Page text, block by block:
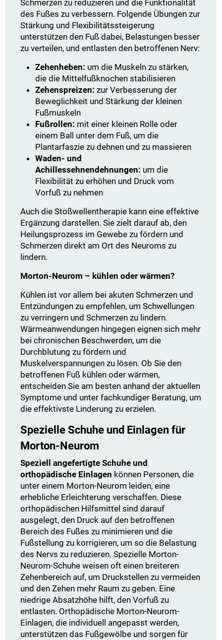
Schmerzen zu reduzieren und die Funktionalität
des Fußes zu verbessern. Folgende Übungen zur
Stärkung und Flexibilitätssteigerung
unterstützen den Fuß dabei, Belastungen besser
zu verteilen, und entlasten den betroffenen Nerv:
Zehenheben: um die Muskeln zu stärken,
die die Mittelfußknochen stabilisieren
Zehenspreizen: zur Verbesserung der
Beweglichkeit und Stärkung der kleinen
Fußmuskeln
Fußrollen: mit einer kleinen Rolle oder
einem Ball unter dem Fuß, um die
Plantarfaszie zu dehnen und zu massieren
Waden- und
Achillessehnendehnungen: um die
Flexibilität zu erhöhen und Druck vom
Vorfuß zu nehmen
Auch die Stoßwellentherapie kann eine effektive
Ergänzung darstellen. Sie zielt darauf ab, den
Heilungsprozess im Gewebe zu fördern und
Schmerzen direkt am Ort des Neuroms zu
lindern.
Morton-Neurom – kühlen oder wärmen?
Kühlen ist vor allem bei akuten Schmerzen und
Entzündungen zu empfehlen, um Schwellungen
zu verringern und Schmerzen zu lindern.
Wärmeanwendungen hingegen eignen sich mehr
bei chronischen Beschwerden, um die
Durchblutung zu fördern und
Muskelverspannungen zu lösen. Ob Sie den
betroffenen Fuß kühlen oder wärmen,
entscheiden Sie am besten anhand der aktuellen
Symptome und unter fachkundiger Beratung, um
die effektivste Linderung zu erzielen.
Spezielle Schuhe und Einlagen für
Morton-Neurom
Speziell angefertigte Schuhe und
orthopädische Einlagen können Personen, die
unter einem Morton-Neurom leiden, eine
erhebliche Erleichterung verschaffen. Diese
orthopädischen Hilfsmittel sind darauf
ausgelegt, den Druck auf den betroffenen
Bereich des Fußes zu minimieren und die
Fußstellung zu korrigieren, um so die Belastung
des Nervs zu reduzieren. Spezielle Morton-
Neurom-Schuhe weisen oft einen breiteren
Zehenbereich auf, um Druckstellen zu vermeiden
und den Zehen mehr Raum zu geben. Eine
niedrige Absatzhöhe hilft, den Vorfuß zu
entlasten. Orthopädische Morton-Neurom-
Einlagen, die individuell angepasst werden,
unterstützen das Fußgewölbe und sorgen für